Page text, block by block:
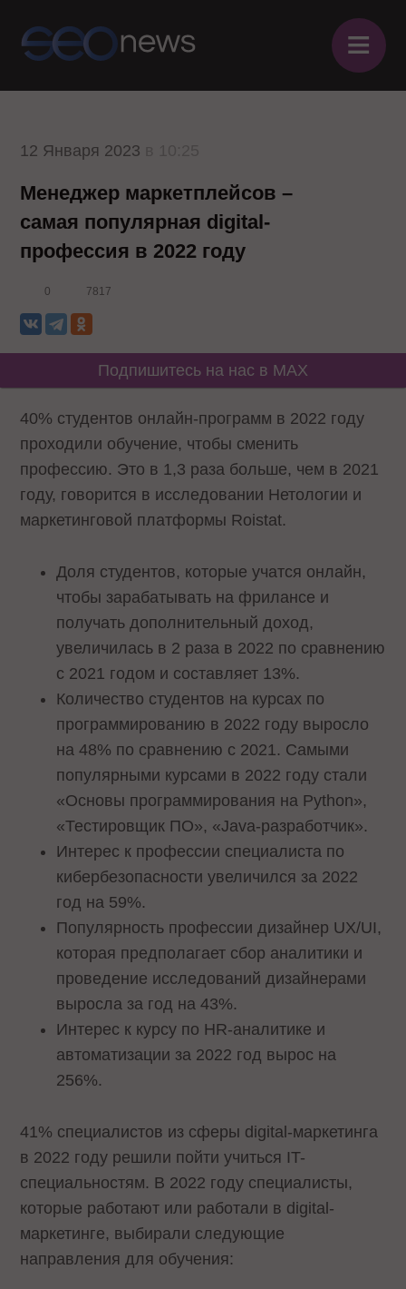
≡
12 Января 2023
Менеджер маркетплейсов –
самая популярная digital-
профессия в 2022 году
0 7817
Подпишитесь на нас в MAX
40% студентов онлайн-программ в 2022 году
проходили обучение, чтобы сменить
профессию. Это в 1,3 раза больше, чем в 2021
году, говорится в исследовании Нетологии и
маркетинговой платформы Roistat.
Доля студентов, которые учатся онлайн,
чтобы зарабатывать на фрилансе и
получать дополнительный доход,
увеличилась в 2 раза в 2022 по сравнению
с 2021 годом и составляет 13%.
Количество студентов на курсах по
программированию в 2022 году выросло
на 48% по сравнению с 2021. Самыми
популярными курсами в 2022 году стали
«Основы программирования на Python»,
«Тестировщик ПО», «Java-разработчик».
Интерес к профессии специалиста по
кибербезопасности увеличился за 2022
год на 59%.
Популярность профессии дизайнер UX/UI,
которая предполагает сбор аналитики и
проведение исследований дизайнерами
выросла за год на 43%.
Интерес к курсу по HR-аналитике и
автоматизации за 2022 год вырос на
256%.
41% специалистов из сферы digital-маркетинга
в 2022 году решили пойти учиться IT-
специальностям. В 2022 году специалисты,
которые работают или работали в digital-
маркетинге, выбирали следующие
направления для обучения: